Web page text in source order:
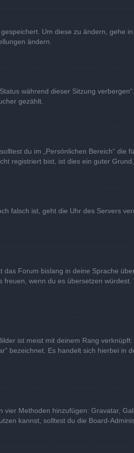
Um diese zu ändern, gehe
ändern.
während dieser Sitzung
gezählt.
du im „Persönlichen Bereich“ die
registriert bist, ist dies ein guter
falsch ist, geht die Uhr des Servers
Forum bislang in deine Sprache
wenn du es übersetzen
ist meist mit deinem Rang
bezeichnet. Es handelt sich hierbei in
Methoden hinzufügen: Gravatar,
kannst, solltest du die Board-